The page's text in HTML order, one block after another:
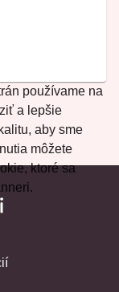
používame na
a lepšie
aby sme
môžete
ktoré sa